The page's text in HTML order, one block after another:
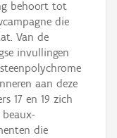
behoort tot
die
Van de
invullingen
aan deze
17 en 19 zich
die